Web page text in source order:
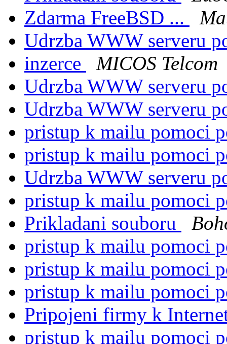
Zdarma FreeBSD ...
Udrzba WWW serveru
inzerce
MICOS Telcom
Udrzba WWW serveru
Udrzba WWW serveru
pristup k mailu pomoci
pristup k mailu pomoci
Udrzba WWW serveru
pristup k mailu pomoci
Prikladani souboru
pristup k mailu pomoci
pristup k mailu pomoci
pristup k mailu pomoci
Pripojeni firmy k
pristup k mailu pomoci